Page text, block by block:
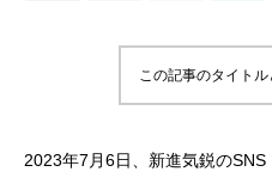
この記事のタイト
2023年7月6日、新進気鋭の